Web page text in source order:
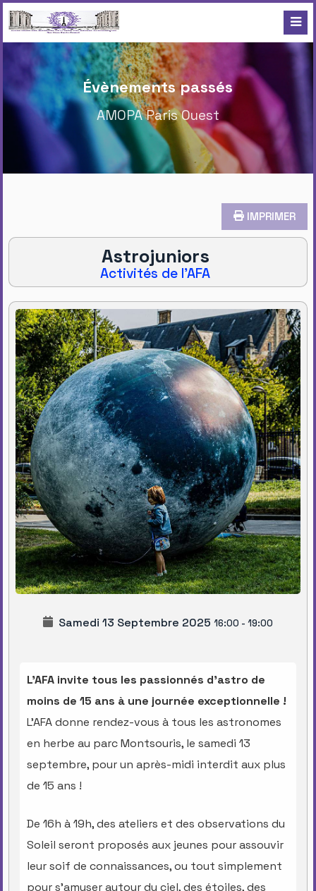
Évènements passés
AMOPA Paris Ouest
IMPRIMER
Astrojuniors
Activités de l'AFA
Samedi 13 Septembre 2025 16:00 - 19:00
L'AFA invite tous les passionnés d'astro de
moins de 15 ans à une journée exceptionnelle !
L'AFA donne rendez-vous à tous les astronomes
en herbe au parc Montsouris, le samedi 13
septembre, pour un après-midi interdit aux plus
de 15 ans !
De 16h à 19h, des ateliers et des observations du
Soleil seront proposés aux jeunes pour assouvir
leur soif de connaissances, ou tout simplement
pour s'amuser autour du ciel, des étoiles, des